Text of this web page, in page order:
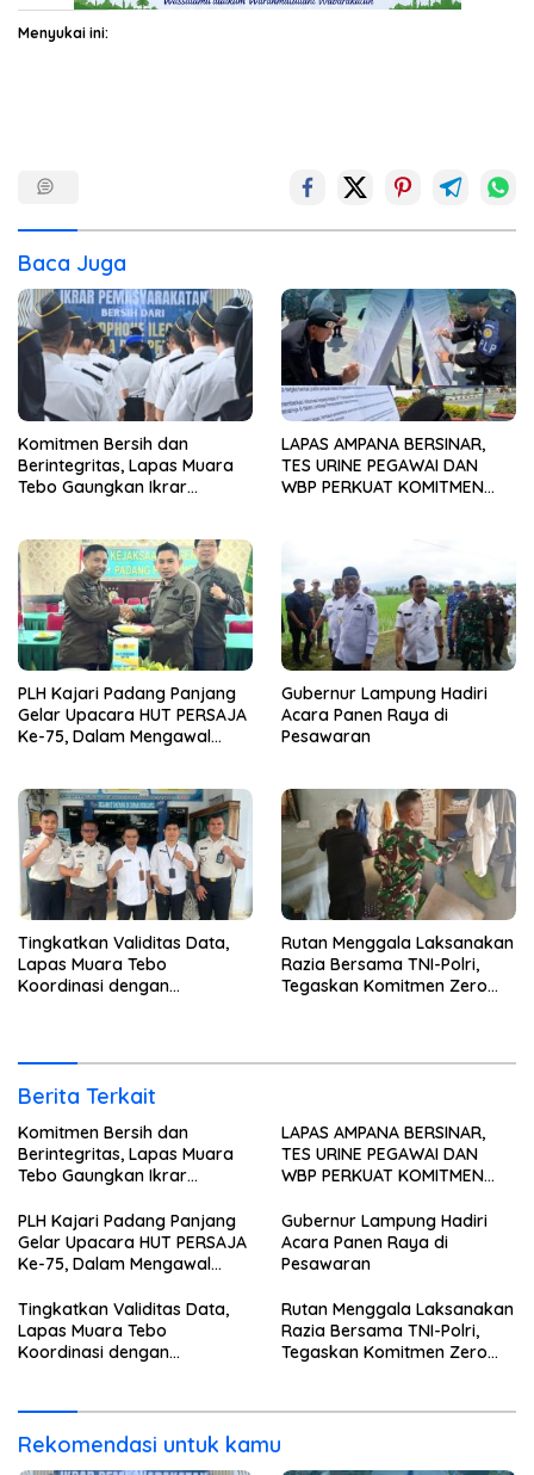
Menyukai ini:
Baca Juga
Komitmen Bersih dan
Berintegritas, Lapas Muara
Tebo Gaungkan Ikrar
dan Penipuan
LAPAS AMPANA BERSINAR,
TES URINE PEGAWAI DAN
WBP PERKUAT KOMITMEN
PLH Kajari Padang Panjang
Gelar Upacara HUT PERSAJA
Ke-75, Dalam Mengawal
Gubernur Lampung Hadiri
Acara Panen Raya di
Pesawaran
Tingkatkan Validitas Data,
Lapas Muara Tebo
Koordinasi dengan
Rutan Menggala Laksanakan
Razia Bersama TNI-Polri,
Tegaskan Komitmen Zero
Berita Terkait
Komitmen Bersih dan
Berintegritas, Lapas Muara
Tebo Gaungkan Ikrar
Handphone Ilegal, Narkoba,
dan Penipuan
LAPAS AMPANA BERSINAR,
TES URINE PEGAWAI DAN
WBP PERKUAT KOMITMEN
PLH Kajari Padang Panjang
Gelar Upacara HUT PERSAJA
Ke-75, Dalam Mengawal
Gubernur Lampung Hadiri
Acara Panen Raya di
Pesawaran
Tingkatkan Validitas Data,
Lapas Muara Tebo
Koordinasi dengan
Rutan Menggala Laksanakan
Razia Bersama TNI-Polri,
Tegaskan Komitmen Zero
Rekomendasi untuk kamu